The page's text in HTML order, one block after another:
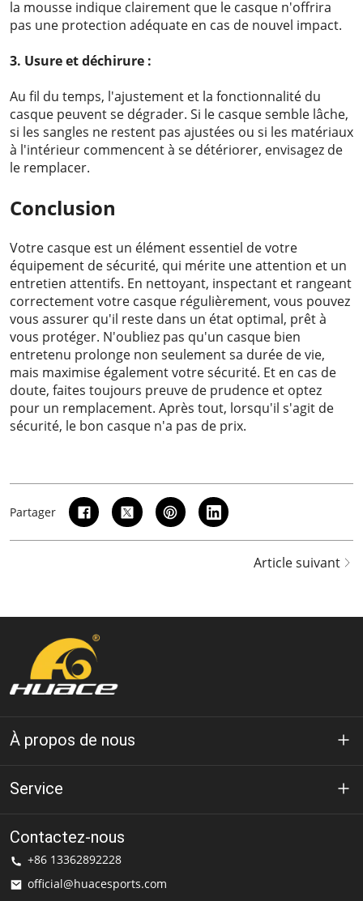
la mousse indique clairement que le casque n'offrira
pas une protection adéquate en cas de nouvel impact.
3. Usure et déchirure :
Au fil du temps, l'ajustement et la fonctionnalité du
casque peuvent se dégrader. Si le casque semble lâche,
si les sangles ne restent pas ajustées ou si les matériaux
à l'intérieur commencent à se détériorer, envisagez de
le remplacer.
Conclusion
Votre casque est un élément essentiel de votre
équipement de sécurité, qui mérite une attention et un
entretien attentifs. En nettoyant, inspectant et rangeant
correctement votre casque régulièrement, vous pouvez
vous assurer qu'il reste dans un état optimal, prêt à
vous protéger. N'oubliez pas qu'un casque bien
entretenu prolonge non seulement sa durée de vie,
mais maximise également votre sécurité. Et en cas de
doute, faites toujours preuve de prudence et optez
pour un remplacement. Après tout, lorsqu'il s'agit de
sécurité, le bon casque n'a pas de prix.
Partager
Article suivant
À propos de nous
À propos de Huace
Solution
Service
politique de confidentialité
Conditions d'utilisation
Contactez-nous
+86 13362892228
official@huacesports.com